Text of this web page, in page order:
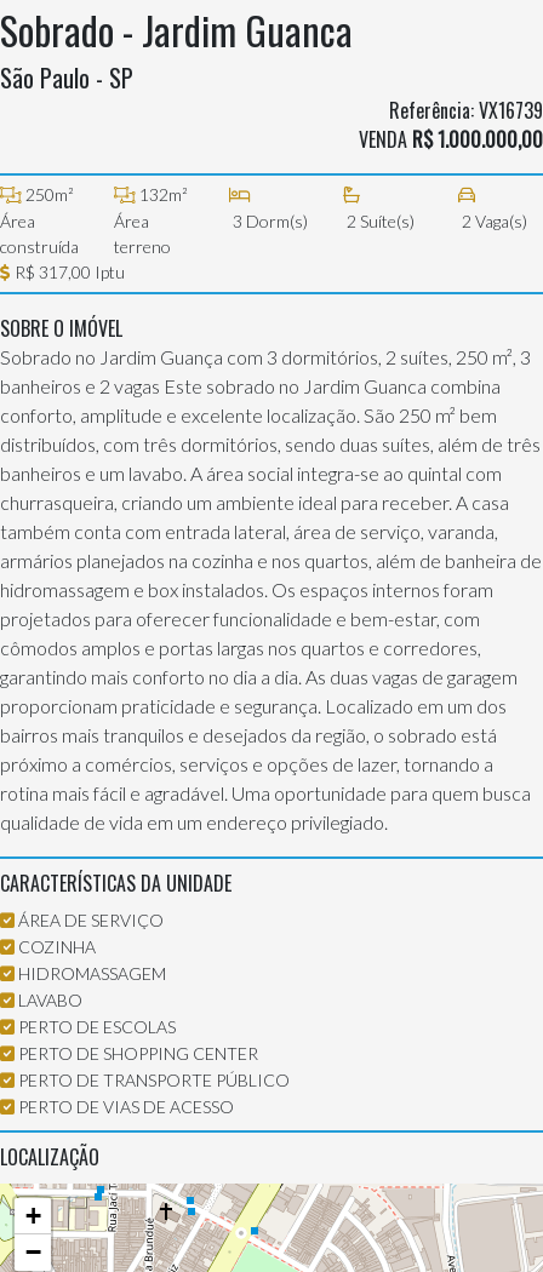
Sobrado - Jardim Guanca
São Paulo - SP
Referência: VX16739
VENDA R$ 1.000.000,00
250m²
Área
construída
132m²
Área
terreno
3 Dorm(s) 2 Suíte(s) 2 Vaga(s)
R$ 317,00 Iptu
SOBRE O IMÓVEL
Sobrado no Jardim Guança com 3 dormitórios, 2 suítes, 250 m², 3
banheiros e 2 vagas Este sobrado no Jardim Guanca combina
conforto, amplitude e excelente localização. São 250 m² bem
distribuídos, com três dormitórios, sendo duas suítes, além de três
banheiros e um lavabo. A área social integra-se ao quintal com
churrasqueira, criando um ambiente ideal para receber. A casa
também conta com entrada lateral, área de serviço, varanda,
armários planejados na cozinha e nos quartos, além de banheira de
hidromassagem e box instalados. Os espaços internos foram
projetados para oferecer funcionalidade e bem-estar, com
cômodos amplos e portas largas nos quartos e corredores,
garantindo mais conforto no dia a dia. As duas vagas de garagem
proporcionam praticidade e segurança. Localizado em um dos
bairros mais tranquilos e desejados da região, o sobrado está
próximo a comércios, serviços e opções de lazer, tornando a
rotina mais fácil e agradável. Uma oportunidade para quem busca
qualidade de vida em um endereço privilegiado.
CARACTERÍSTICAS DA UNIDADE
ÁREA DE SERVIÇO
COZINHA
HIDROMASSAGEM
LAVABO
PERTO DE ESCOLAS
PERTO DE SHOPPING CENTER
PERTO DE TRANSPORTE PÚBLICO
PERTO DE VIAS DE ACESSO
LOCALIZAÇÃO
+
−